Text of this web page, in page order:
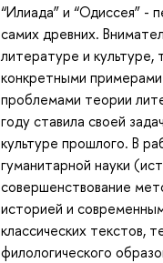
“Илиада” и “Одиссея” -
самих древних.
литературе и
конкретными
проблемами теории
году ставила своей
культуре прошлого. В
гуманитарной науки
совершенствование
историей и
классических текстов,
филологического